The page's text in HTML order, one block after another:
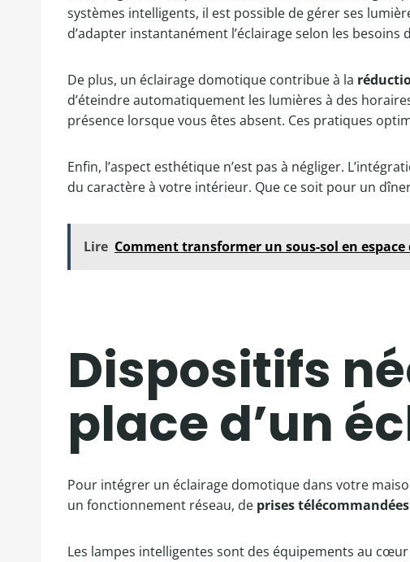
systèmes intelligents, il est possible de gérer ses
d’adapter instantanément l’éclairage selon les besoins
De plus, un éclairage domotique contribue à la
d’éteindre automatiquement les lumières à des
présence lorsque vous êtes absent. Ces pratiques
Enfin, l’aspect esthétique n’est pas à négliger.
du caractère à votre intérieur. Que ce soit pour un
Lire Comment transformer un sous-sol en
Dispositifs
place d’un
Pour intégrer un éclairage domotique dans votre
un fonctionnement réseau, de prises télécommandées
Les lampes intelligentes sont des équipements au